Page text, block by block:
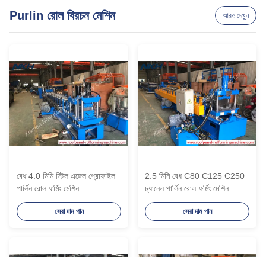
Purlin রোল বিরচন মেশিন আরও দেখুন
বেধ 4.0 মিমি স্টিল এঙ্গেল প্রোফাইল
পার্লিন রোল ফর্মিং মেশিন
সেরা দাম পান
2.5 মিমি বেধ C80 C125 C250
চ্যানেল পার্লিন রোল ফর্মিং মেশিন
সেরা দাম পান